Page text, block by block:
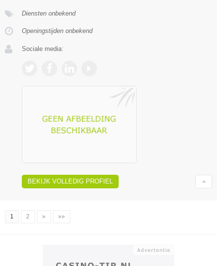
Diensten onbekend
Openingstijden onbekend
Sociale media:
BEKIJK VOLLEDIG PROFIEL
1 2 » »»